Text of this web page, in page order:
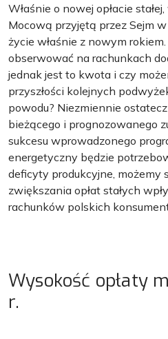
Właśnie o nowej opłacie
Mocową przyjętą przez Sejm
życie właśnie z nowym
obserwować na rachunkach
jednak jest to kwota i czy
przyszłości kolejnych
powodu? Niezmiennie
bieżącego i prognozowanego
sukcesu wprowadzonego
energetyczny będzie
deficyty produkcyjne, możemy
zwiększania opłat stałych
rachunków polskich
Wysokość opłaty
r.